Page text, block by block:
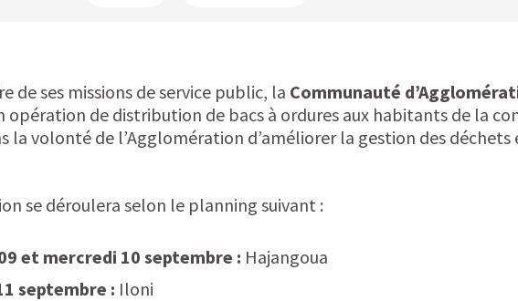
de ses missions de service public, la Communauté
opération de distribution de bacs à ordures aux habitants de la
la volonté de l’Agglomération d’améliorer la gestion des
se déroulera selon le planning suivant :
et mercredi 10 septembre : Hajangoua
septembre : Iloni